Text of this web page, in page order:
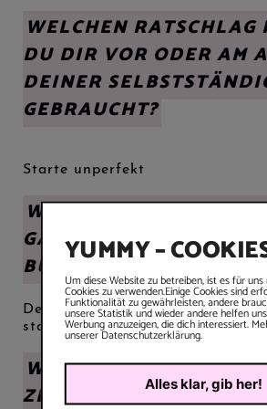
WELCHEN RATSCHLAG
DU DIR VOR ODER AM
DEINER
GEBRAUCHT?
Starte unperfekt
WAS WAR DER
GAMECHANGER FÜR
BUSINESS-
Der Kurs von Barbara Schmid
statt suchen”
WAS HAT DICH IN
ZEITEN MOTIVIERT
YUMMY –
Um diese Website zu betreiben, ist es für
Cookies zu verwenden.Einige Cookies sind
Funktionalität zu gewährleisten, andere
unsere Statistik und wieder andere helfen
Werbung anzuzeigen, die dich interessiert.
unserer Datenschutzerklärung.
Alles klar, gib her!